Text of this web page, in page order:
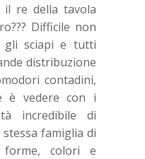
il re della tavola
Difficile non
gli sciapi e tutti
distribuzione
contadini,
è vedere con i
incredibile di
famiglia di
forme, colori e